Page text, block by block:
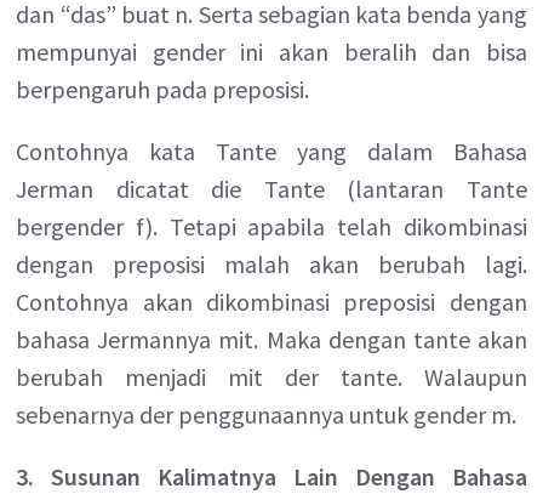
dan “das” buat n. Serta sebagian kata benda yang
mempunyai gender ini akan beralih dan bisa
berpengaruh pada preposisi.
Contohnya kata Tante yang dalam Bahasa
Jerman dicatat die Tante (lantaran Tante
bergender f). Tetapi apabila telah dikombinasi
dengan preposisi malah akan berubah lagi.
Contohnya akan dikombinasi preposisi dengan
bahasa Jermannya mit. Maka dengan tante akan
berubah menjadi mit der tante. Walaupun
sebenarnya der penggunaannya untuk gender m.
3. Susunan Kalimatnya Lain Dengan Bahasa